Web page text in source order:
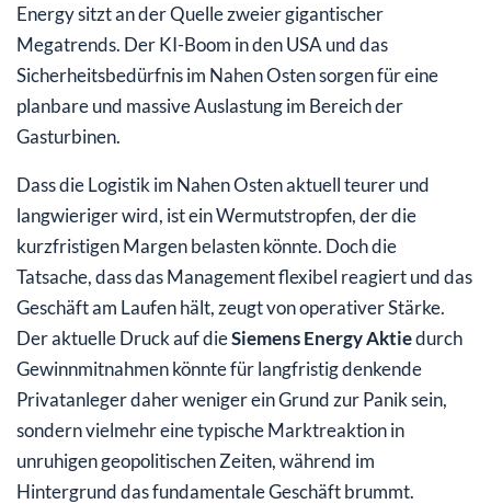
Energy sitzt an der Quelle zweier gigantischer
Megatrends. Der KI-Boom in den USA und das
Sicherheitsbedürfnis im Nahen Osten sorgen für eine
planbare und massive Auslastung im Bereich der
Gasturbinen.
Dass die Logistik im Nahen Osten aktuell teurer und
langwieriger wird, ist ein Wermutstropfen, der die
kurzfristigen Margen belasten könnte. Doch die
Tatsache, dass das Management flexibel reagiert und das
Geschäft am Laufen hält, zeugt von operativer Stärke.
Der aktuelle Druck auf dieSiemens Energy Aktiedurch
Gewinnmitnahmen könnte für langfristig denkende
Privatanleger daher weniger ein Grund zur Panik sein,
sondern vielmehr eine typische Marktreaktion in
unruhigen geopolitischen Zeiten, während im
Hintergrund das fundamentale Geschäft brummt.